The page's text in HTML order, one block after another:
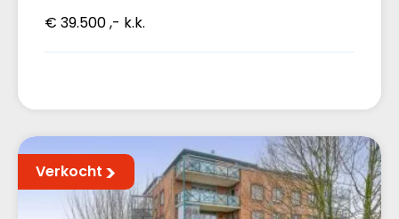
€ 39.500 ,- k.k.
Verkocht